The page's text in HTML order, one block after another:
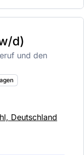
d)
und den
Deutschland